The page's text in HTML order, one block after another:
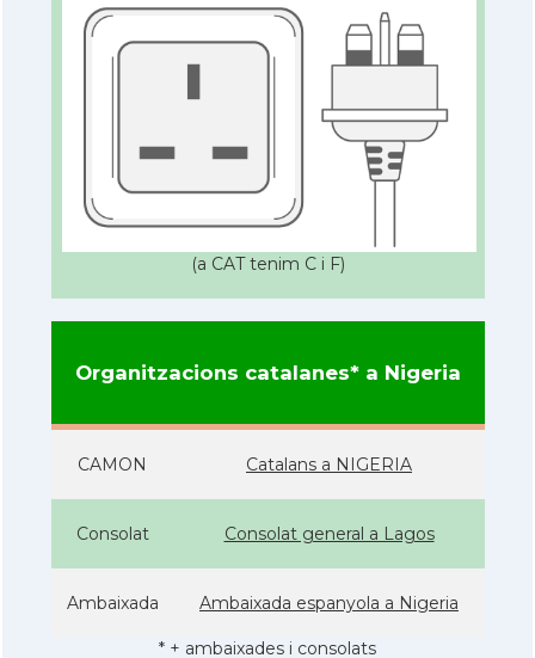
(a CAT tenim C i F)
Organitzacions catalanes* a Nigeria
CAMON Catalans a NIGERIA
Consolat Consolat general a Lagos
Ambaixada Ambaixada espanyola a Nigeria
* + ambaixades i consolats